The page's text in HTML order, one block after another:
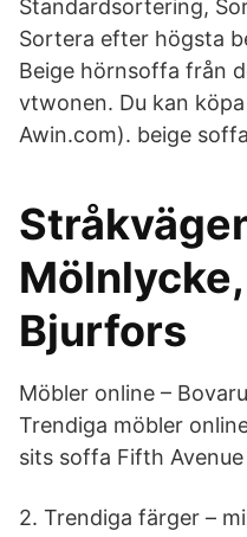
Standardsortering,
Sortera efter högsta
Beige hörnsoffa från
vtwonen. Du kan
Awin.com). beige
Bjurfors
Möbler online –
Trendiga möbler
sits soffa Fifth
2. Trendiga färger –